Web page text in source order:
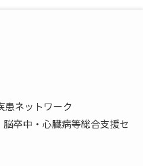
患ネットワーク
卒中・心臓病等総合支援セ